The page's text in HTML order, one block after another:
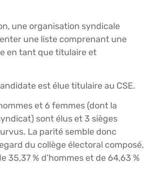
une organisation syndicale
une liste comprenant une
en tant que titulaire et
est élue titulaire au CSE.
et 6 femmes (dont la
sont élus et 3 sièges
La parité semble donc
du collège électoral composé,
35,37 % d’hommes et de 64,63 %